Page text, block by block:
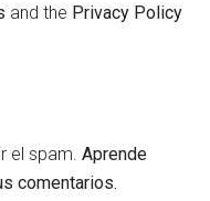
and the Privacy Policy
el spam.Aprende
comentarios.